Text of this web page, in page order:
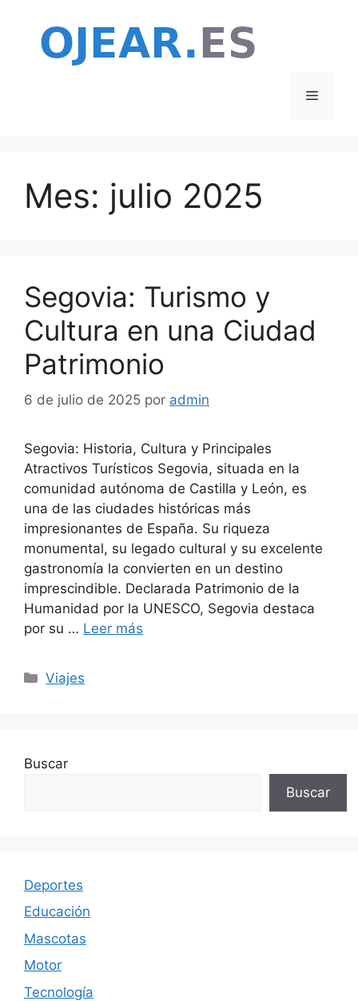
contenido
Menú
Mes: julio 2025
Segovia: Turismo y
Cultura en una Ciudad
Patrimonio
6 de julio de 2025 por admin
Segovia: Historia, Cultura y Principales
Atractivos Turísticos Segovia, situada en la
comunidad autónoma de Castilla y León, es
una de las ciudades históricas más
impresionantes de España. Su riqueza
monumental, su legado cultural y su excelente
gastronomía la convierten en un destino
imprescindible. Declarada Patrimonio de la
Humanidad por la UNESCO, Segovia destaca
por su … Leer más
Categorías
Viajes
Buscar
Buscar
Deportes
Educación
Mascotas
Motor
Tecnología